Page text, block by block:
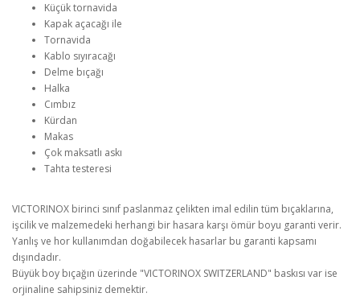
Küçük tornavida
Kapak açacağı ile
Tornavida
Kablo sıyıracağı
Delme bıçağı
Halka
Cımbız
Kürdan
Makas
Çok maksatlı askı
Tahta testeresi
VICTORINOX birinci sınıf paslanmaz çelikten imal edilin tüm bıçaklarına,
işcilik ve malzemedeki herhangi bir hasara karşı ömür boyu garanti verir.
Yanlış ve hor kullanımdan doğabilecek hasarlar bu garanti kapsamı
dışındadır.
Büyük boy bıçağın üzerinde "VICTORINOX SWITZERLAND" baskısı var ise
orjinaline sahipsiniz demektir.